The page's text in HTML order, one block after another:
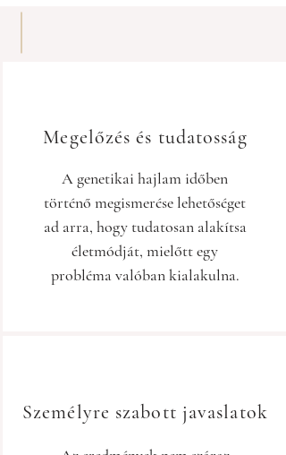
Megelőzés és tudatosság
A genetikai hajlam időben
történő megismerése lehetőséget
ad arra, hogy tudatosan alakítsa
életmódját, mielőtt egy
probléma valóban kialakulna.
Személyre szabott javaslatok